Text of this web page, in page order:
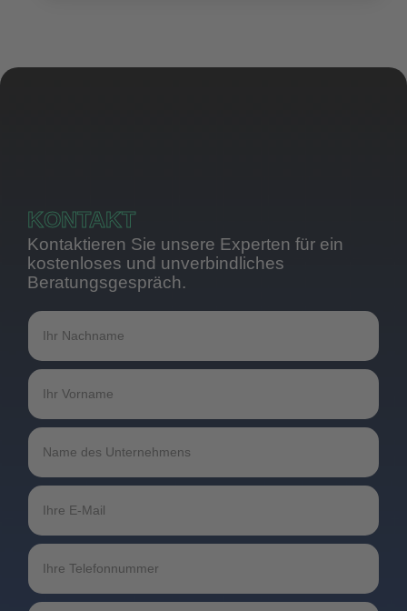
KONTAKT
Kontaktieren Sie unsere Experten für ein
kostenloses und unverbindliches
Beratungsgespräch.